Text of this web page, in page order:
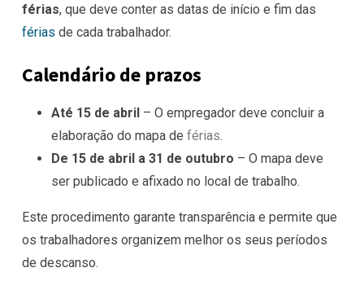
férias, que deve conter as datas de início e fim das
férias de cada trabalhador.
Calendário de prazos
Até 15 de abril – O empregador deve concluir a
elaboração do mapa de férias.
De 15 de abril a 31 de outubro – O mapa deve
ser publicado e afixado no local de trabalho.
Este procedimento garante transparência e permite que
os trabalhadores organizem melhor os seus períodos
de descanso.